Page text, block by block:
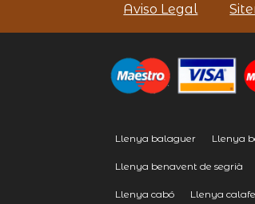
Aviso Legal
Llenya balaguer Llenya
Llenya benavent de segrià
Llenya cabó Llenya